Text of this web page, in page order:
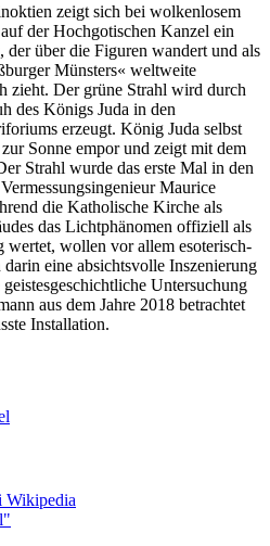
zeigt sich bei wolkenlosem
der Hochgotischen Kanzel ein
über die Figuren wandert und als
Münsters« weltweite
zieht. Der grüne Strahl wird durch
des Königs Juda in den
erzeugt. König Juda selbst
Sonne empor und zeigt mit dem
Strahl wurde das erste Mal in den
Maurice
die Katholische Kirche als
das Lichtphänomen offiziell als
wertet, wollen vor allem esoterisch-
eine absichtsvolle Inszenierung
Untersuchung
aus dem Jahre 2018 betrachtet
Installation.
Wikipedia